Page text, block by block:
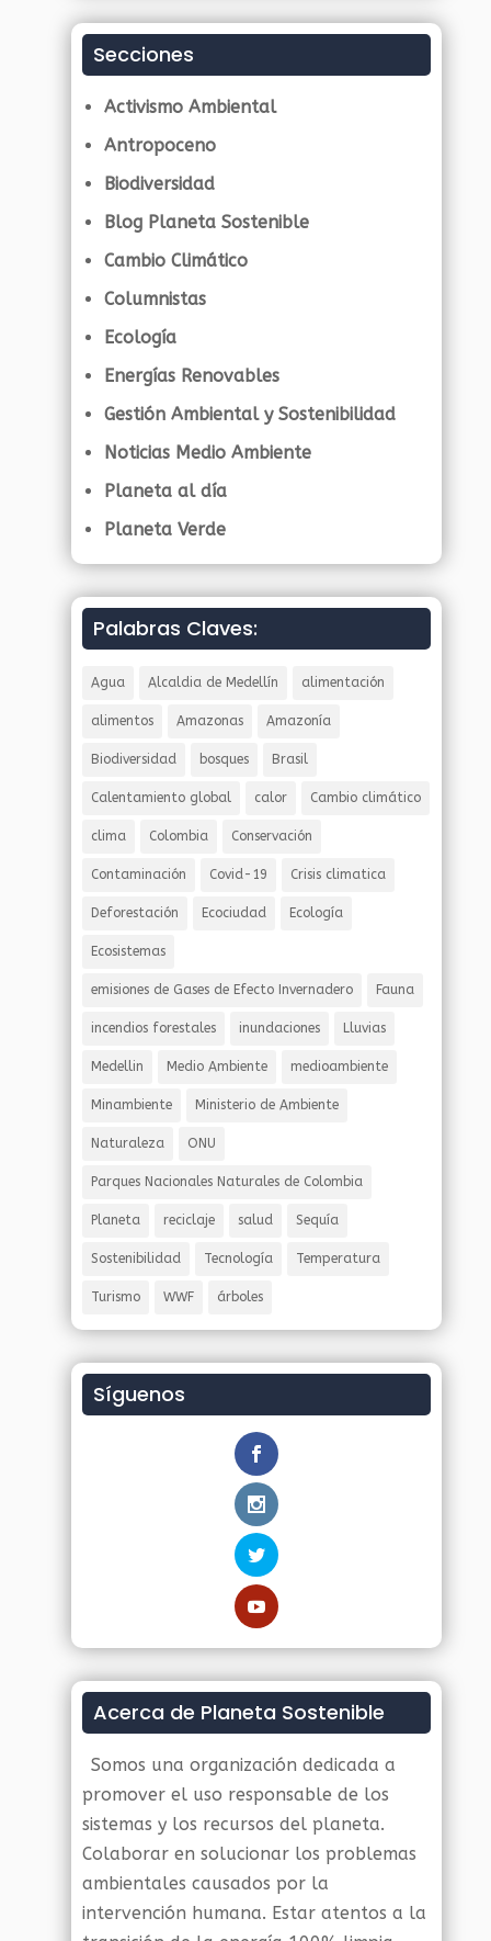
Secciones
Activismo Ambiental
Antropoceno
Biodiversidad
Blog Planeta Sostenible
Cambio Climático
Columnistas
Ecología
Energías Renovables
Gestión Ambiental y Sostenibilidad
Noticias Medio Ambiente
Planeta al día
Planeta Verde
Palabras Claves:
Agua Alcaldia de Medellín alimentación
alimentos Amazonas Amazonía
Biodiversidad bosques Brasil
Calentamiento global calor Cambio climático
clima Colombia Conservación
Contaminación Covid-19 Crisis climatica
Deforestación Ecociudad Ecología
Ecosistemas
emisiones de Gases de Efecto Invernadero Fauna
incendios forestales inundaciones Lluvias
Medellin Medio Ambiente medioambiente
Minambiente Ministerio de Ambiente
Naturaleza ONU
Parques Nacionales Naturales de Colombia
Planeta reciclaje salud Sequía
Sostenibilidad Tecnología Temperatura
Turismo WWF árboles
Síguenos
Acerca de Planeta Sostenible
Somos una organización dedicada a
promover el uso responsable de los
sistemas y los recursos del planeta.
Colaborar en solucionar los problemas
ambientales causados por la
intervención humana. Estar atentos a la